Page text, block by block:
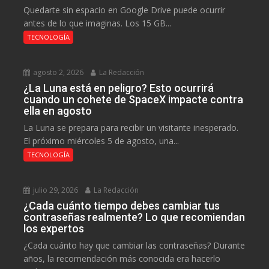
Quedarte sin espacio en Google Drive puede ocurrir
antes de lo que imaginas. Los 15 GB...
TECNOLOGÍA
agosto 2, 2026 La Redacción
¿La Luna está en peligro? Esto ocurrirá
cuando un cohete de SpaceX impacte contra
ella en agosto
La Luna se prepara para recibir un visitante inesperado.
El próximo miércoles 5 de agosto, una...
TECNOLOGÍA
julio 29, 2026 La Redacción
¿Cada cuánto tiempo debes cambiar tus
contraseñas realmente? Lo que recomiendan
los expertos
¿Cada cuánto hay que cambiar las contraseñas? Durante
años, la recomendación más conocida era hacerlo